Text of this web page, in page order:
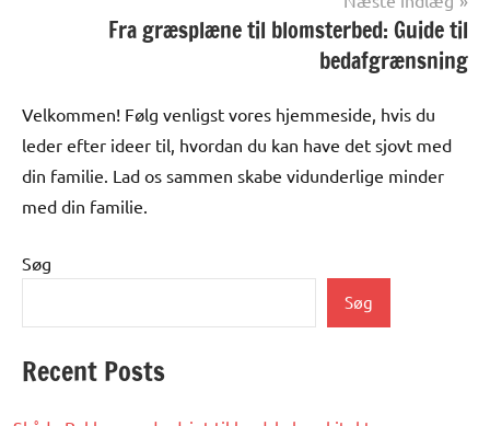
Fra græsplæne til blomsterbed: Guide til
bedafgrænsning
Velkommen! Følg venligst vores hjemmeside, hvis du
leder efter ideer til, hvordan du kan have det sjovt med
din familie. Lad os sammen skabe vidunderlige minder
med din familie.
Søg
Søg
Recent Posts